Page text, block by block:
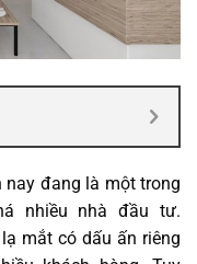
nay đang là một trong
nhiều nhà đầu tư.
mắt có dấu ấn riêng